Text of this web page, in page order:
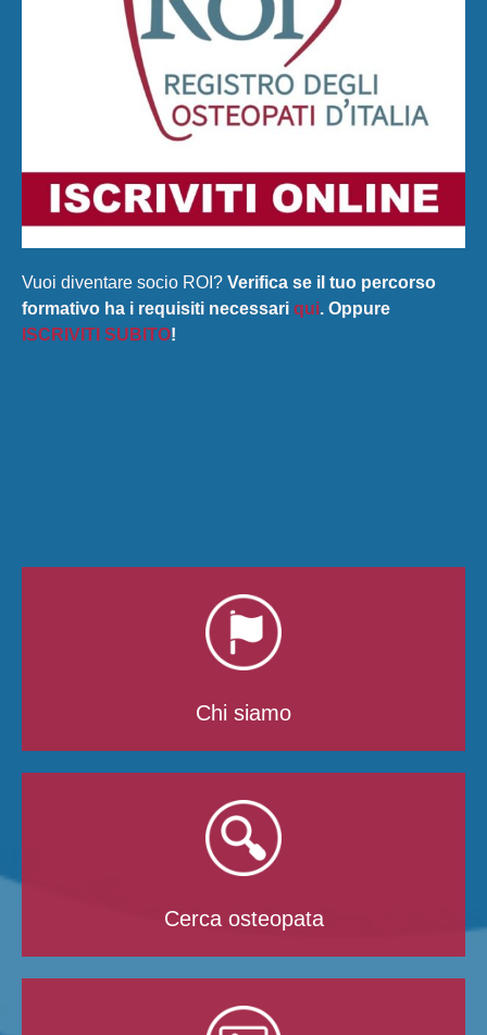
Vuoi diventare socio ROI? Verifica se il tuo percorso
formativo ha i requisiti necessari qui. Oppure
ISCRIVITI SUBITO!
Chi siamo
Cerca osteopata